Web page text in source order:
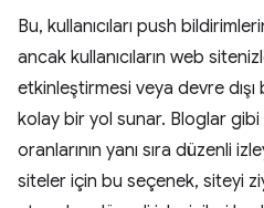
Bu, kullanıcıları push
ancak kullanıcıların web
etkinleştirmesi veya devre dışı
kolay bir yol sunar. Bloglar gibi
oranlarının yanı sıra düzenli
siteler için bu seçenek, siteyi